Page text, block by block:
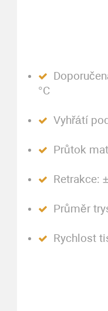
°C
Vyhřátí
Průtok
Retrakce:
Průměr
Rychlost